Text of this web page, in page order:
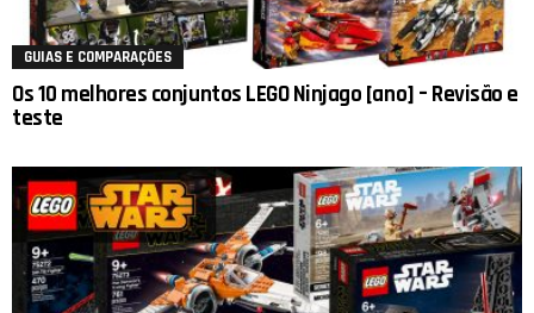
GUIAS E COMPARAÇÕES
Os 10 melhores conjuntos LEGO Ninjago [ano] – Revisão e
teste